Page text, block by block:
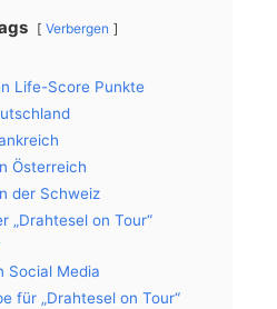
Verbergen
Life-Score Punkte
Österreich
der Schweiz
„Drahtesel on Tour“
Social Media
für „Drahtesel on Tour“